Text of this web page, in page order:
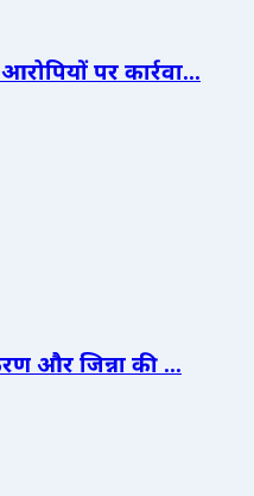
पर कार्रवा...
और जिन्ना की ...